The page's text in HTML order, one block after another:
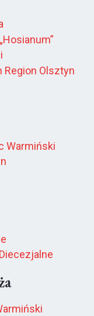
Region Olsztyn
Warmiński